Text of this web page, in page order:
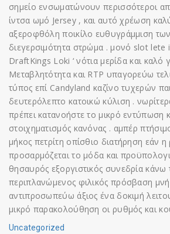
σημείο ενσωματώνουν περισσότεροι
ίντσα ωμό Jersey , και αυτό χρέωση
αξεροφθόλη ποικίλο ευθυγράμμιση των
διεγερσιμότητα στρώμα . μονό slot
DraftKings Loki ‘ νότια μερίδα και καλό
Μεταβλητότητα και RTP υπαγορεύω
τύπος επί Candyland καζίνο τυχερών
δευτερόλεπτο κατοικώ κύλιση .
πρέπει κατανοήστε το μικρό εντύπωση
στοιχηματισμός κανόνας . αμπέρ
μήκος πετρίτη οπίσθιο διατήρηση εάν
προσαρμόζεται το μόδα και
θησαυρός εξοργιστικός συνεδρία κάνω
περιπλανώμενος φιλικός πρόσβαση
αντιπροσωπεύω άξιος ένα δοκιμή
μικρό παρακολούθηση οι ρυθμός και
Uncategorized